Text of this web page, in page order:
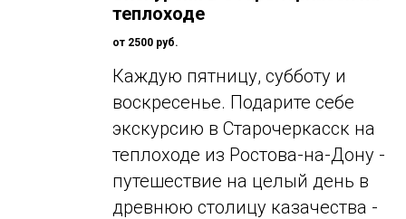
теплоходе
от 2500 руб.
Каждую пятницу, субботу и
воскресенье. Подарите себе
экскурсию в Старочеркасск на
теплоходе из Ростова-на-Дону -
путешествие на целый день в
древнюю столицу казачества -